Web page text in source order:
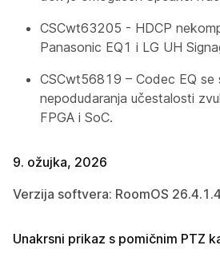
CSCwt63205 - HDCP
Panasonic EQ1 i LG UH
CSCwt56819 – Codec EQ se
nepodudaranja učestalosti
FPGA i SoC.
9. ožujka, 2026
Verzija softvera: RoomOS 26.4.1.4
Unakrsni prikaz s pomičnim PTZ